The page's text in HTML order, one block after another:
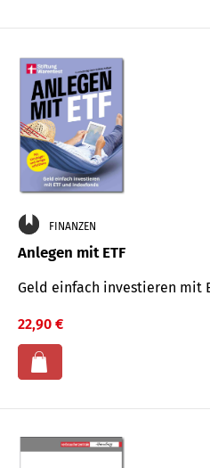
FINANZEN
Anlegen mit ETF
Geld einfach investieren mit
22,90 €